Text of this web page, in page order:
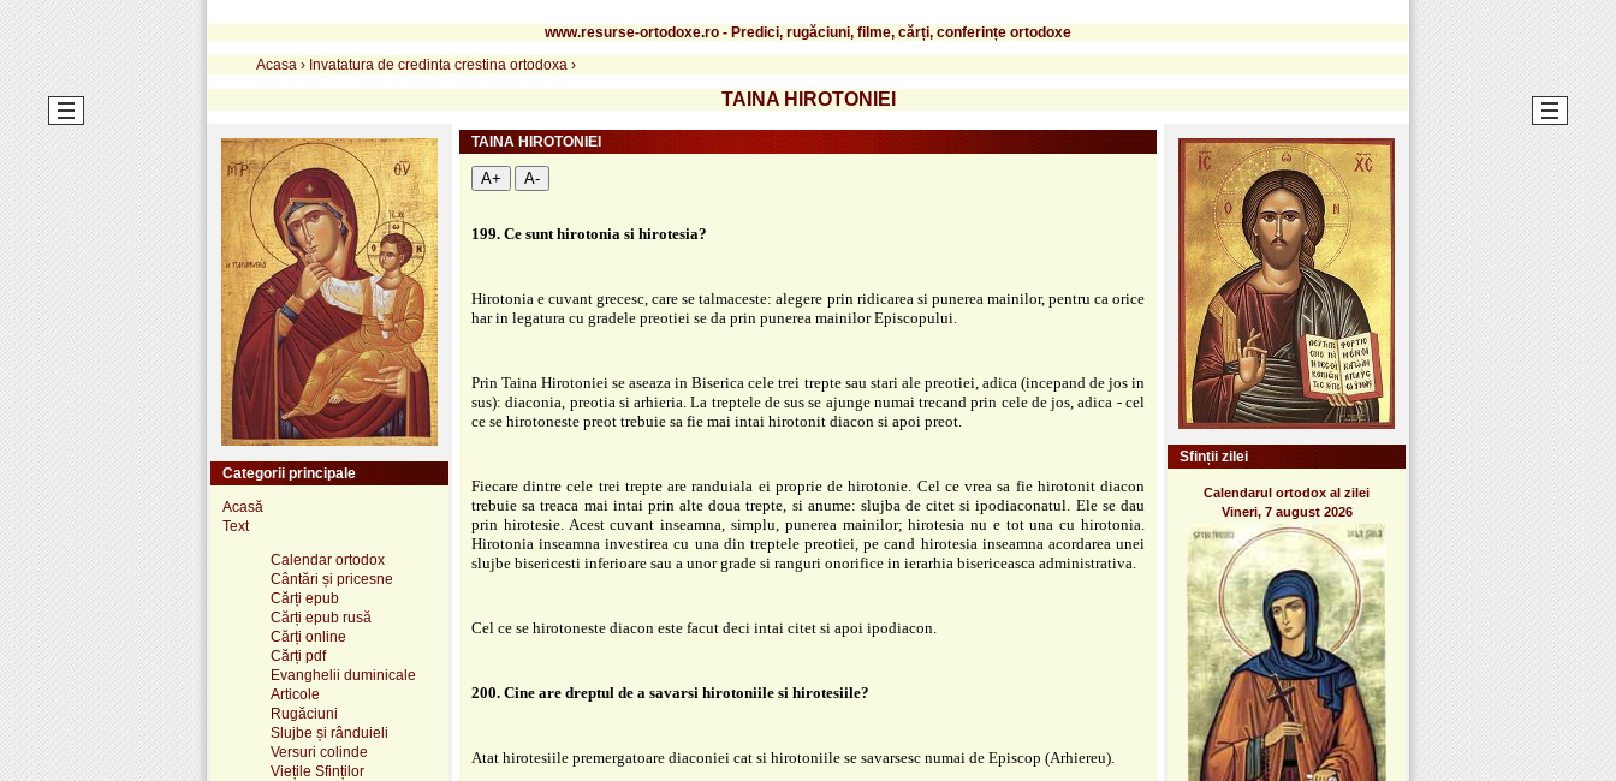
www.resurse-ortodoxe.ro - Predici, rugăciuni, filme, cărți, conferințe ortodoxe
Acasa › Invatatura de credinta crestina ortodoxa ›
TAINA HIROTONIEI
TAINA HIROTONIEI
A+ A-
199. Ce sunt hirotonia si hirotesia?
Hirotonia e cuvant grecesc, care se talmaceste: alegere prin ridicarea si punerea mainilor, pentru ca orice
har in legatura cu gradele preotiei se da prin punerea mainilor Episcopului.
Prin Taina Hirotoniei se aseaza in Biserica cele trei trepte sau stari ale preotiei, adica (incepand de jos in
sus): diaconia, preotia si arhieria. La treptele de sus se ajunge numai trecand prin cele de jos, adica - cel
ce se hirotoneste preot trebuie sa fie mai intai hirotonit diacon si apoi preot.
Fiecare dintre cele trei trepte are randuiala ei proprie de hirotonie. Cel ce vrea sa fie hirotonit diacon
trebuie sa treaca mai intai prin alte doua trepte, si anume: slujba de citet si ipodiaconatul. Ele se dau
prin hirotesie. Acest cuvant inseamna, simplu, punerea mainilor; hirotesia nu e tot una cu hirotonia.
Hirotonia inseamna investirea cu una din treptele preotiei, pe cand hirotesia inseamna acordarea unei
slujbe bisericesti inferioare sau a unor grade si ranguri onorifice in ierarhia bisericeasca administrativa.
Cel ce se hirotoneste diacon este facut deci intai citet si apoi ipodiacon.
200. Cine are dreptul de a savarsi hirotoniile si hirotesiile?
Atat hirotesiile premergatoare diaconiei cat si hirotoniile se savarsesc numai de Episcop (Arhiereu).
Categorii principale
Acasă
Text
Calendar ortodox
Cântări și pricesne
Cărți epub
Cărți epub rusă
Cărți online
Cărți pdf
Evanghelii duminicale
Articole
Rugăciuni
Slujbe și rânduieli
Versuri colinde
Viețile Sfinților
Sfinții zilei
Calendarul ortodox al zilei
Vineri, 7 august 2026